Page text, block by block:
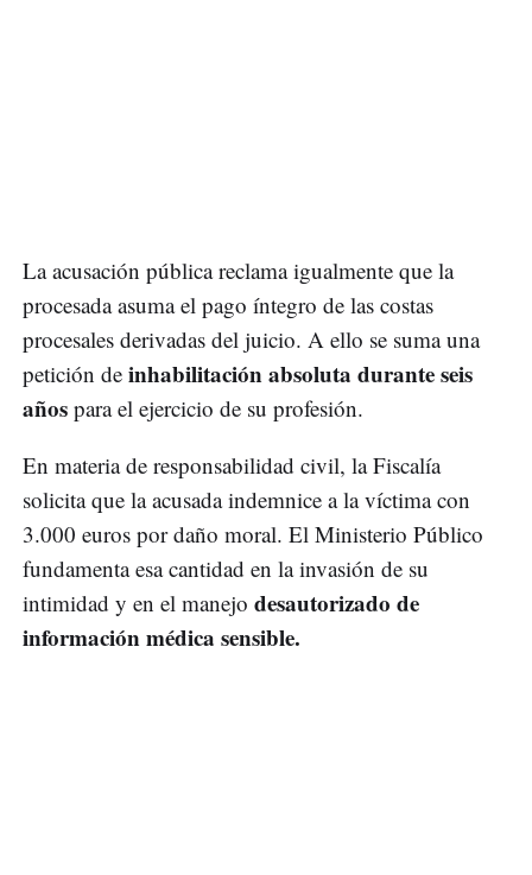
La acusación pública reclama igualmente que la
procesada asuma el pago íntegro de las costas
procesales derivadas del juicio. A ello se suma una
petición de inhabilitación absoluta durante seis
años para el ejercicio de su profesión.
En materia de responsabilidad civil, la Fiscalía
solicita que la acusada indemnice a la víctima con
3.000 euros por daño moral. El Ministerio Público
fundamenta esa cantidad en la invasión de su
intimidad y en el manejo desautorizado de
información médica sensible.